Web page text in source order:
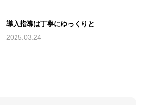
導入指導は丁寧にゆっくりと
2025.03.24